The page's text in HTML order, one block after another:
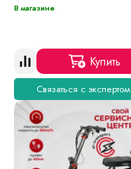
В магазине
Купить
Связаться с экспертом